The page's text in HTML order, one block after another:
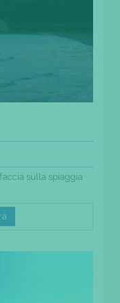
sulla spiaggia